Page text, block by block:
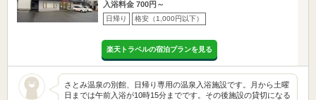
入浴料金 700円～
日帰り 格安（1,000円以下）
楽天トラベルの宿泊プランを見る
さとみ温泉の別館、日帰り専用の温泉入浴施設です。月から土曜
日までは午前入浴が10時15分までです。その後施設の貸切になる